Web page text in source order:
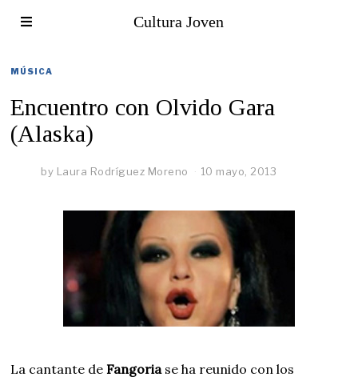
Cultura Joven
MÚSICA
Encuentro con Olvido Gara
(Alaska)
by Laura Rodríguez Moreno 10 mayo, 2013
La cantante de Fangoriase ha reunido con los